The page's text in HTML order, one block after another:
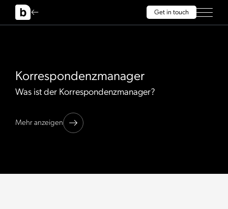
Get in touch
Korrespondenzmanager
Was ist der Korrespondenzmanager?
Mehr anzeigen